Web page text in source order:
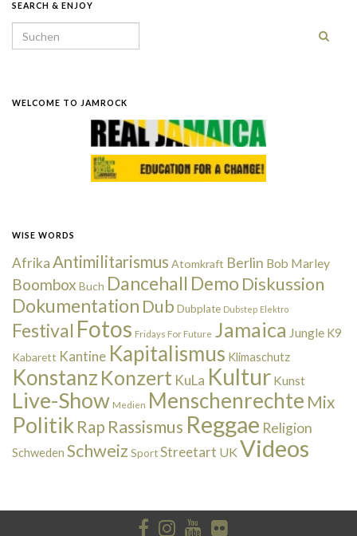
SEARCH & ENJOY
Search for:
WELCOME TO JAMROCK
WISE WORDS
AfrikaAntimilitarismus Atomkraft Berlin Bob Marley
Boombox Buch Dancehall Demo Diskussion
Dokumentation Dub Dubplate Dubstep Elektro
Festival Fotos Fridays For Future Jamaica Jungle K9
Kabarett Kantine Kapitalismus Klimaschutz
Konstanz Konzert KuLa Kultur Kunst
Live-Show Medien Menschenrechte Mix
Politik Rap Rassismus Reggae Religion
Schweden Schweiz SportStreetart UKVideos